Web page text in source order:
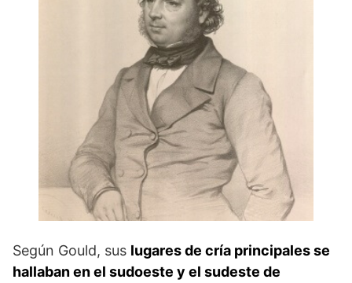
Según Gould, sus lugares de cría principales se
hallaban en el sudoeste y el sudeste de